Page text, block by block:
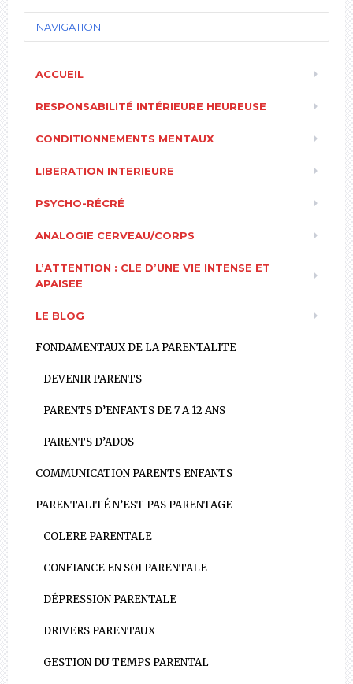
NAVIGATION
ACCUEIL
RESPONSABILITÉ INTÉRIEURE HEUREUSE
CONDITIONNEMENTS MENTAUX
LIBERATION INTERIEURE
PSYCHO-RÉCRÉ
ANALOGIE CERVEAU/CORPS
L’ATTENTION : CLE D’UNE VIE INTENSE ET
APAISEE
LE BLOG
FONDAMENTAUX DE LA PARENTALITE
DEVENIR PARENTS
PARENTS D’ENFANTS DE 7 A 12 ANS
PARENTS D’ADOS
COMMUNICATION PARENTS ENFANTS
PARENTALITÉ N’EST PAS PARENTAGE
COLERE PARENTALE
CONFIANCE EN SOI PARENTALE
DÉPRESSION PARENTALE
DRIVERS PARENTAUX
GESTION DU TEMPS PARENTAL